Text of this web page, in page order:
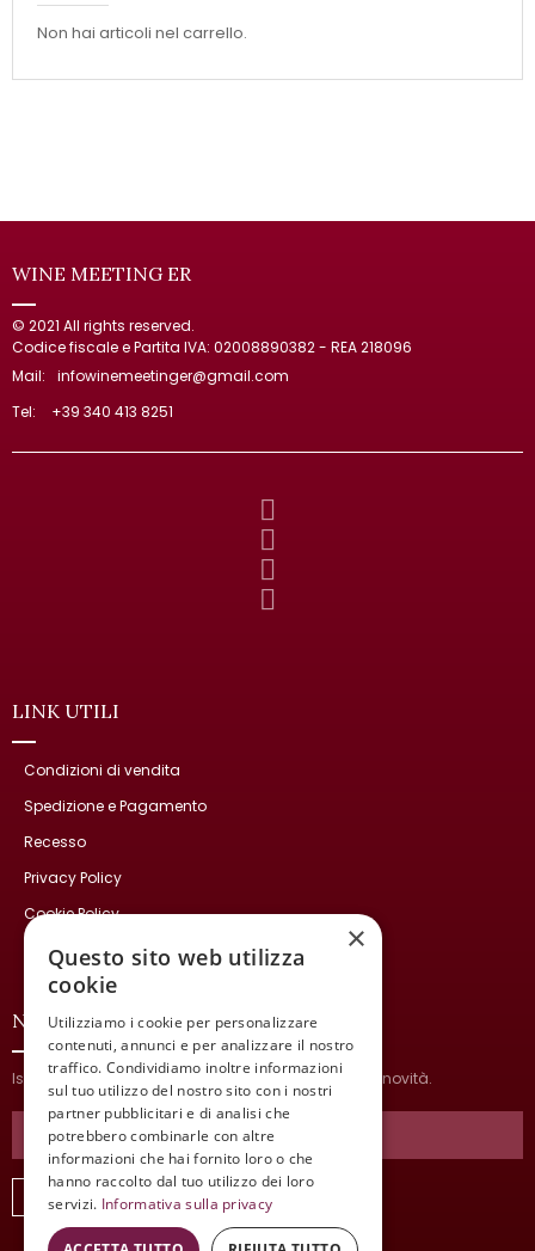
Non hai articoli nel carrello.
WINE MEETING ER
© 2021 All rights reserved.
Codice fiscale e Partita IVA: 02008890382 - REA 218096
Mail:
infowinemeetinger@gmail.com
Tel:
+39 340 413 8251
LINK UTILI
Condizioni di vendita
Spedizione e Pagamento
Recesso
Privacy Policy
Cookie Policy
Contatti
NEWSLETTER
Iscriviti per ricevere informazioni sulle nostre ultime novità.
ISCRIVITI
×
Questo sito web utilizza
cookie
Utilizziamo i cookie per personalizzare
contenuti, annunci e per analizzare il nostro
traffico. Condividiamo inoltre informazioni
sul tuo utilizzo del nostro sito con i nostri
partner pubblicitari e di analisi che
potrebbero combinarle con altre
informazioni che hai fornito loro o che
hanno raccolto dal tuo utilizzo dei loro
servizi. Informativa sulla privacy